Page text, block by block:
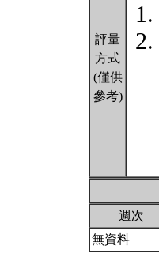
評量
方式
(僅供
參考)
週次
無資料